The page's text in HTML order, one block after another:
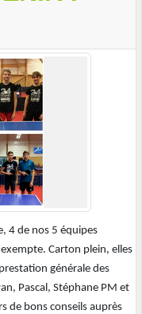
4 de nos 5 équipes
Carton plein, elles
générale des
Pascal, Stéphane PM et
de bons conseils auprès